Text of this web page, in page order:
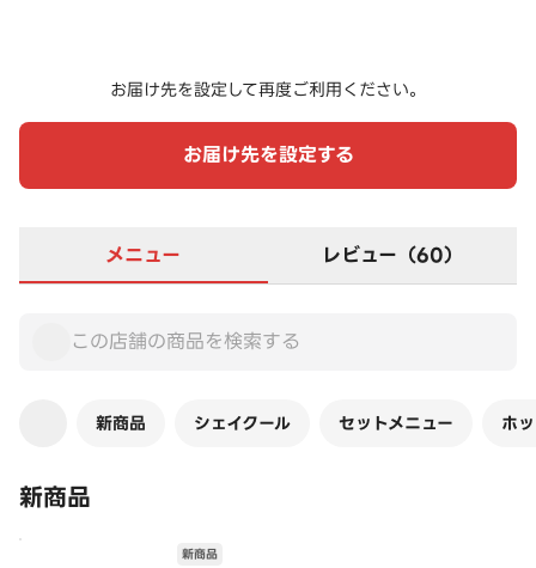
お届け先を設定して再度ご利用ください。
お届け先を設定する
メニュー レビュー（60）
新商品 シェイクール セットメニュー ホ
新商品
新商品